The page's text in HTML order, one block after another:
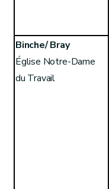
Binche/ Bray
Église Notre-Dame
du Travail